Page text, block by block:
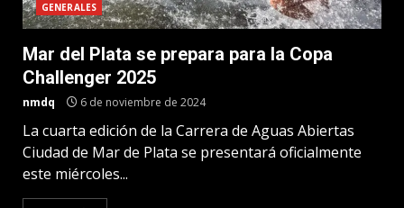
GENERALES
Mar del Plata se prepara para la Copa
Challenger 2025
nmdq 6 de noviembre de 2024
La cuarta edición de la Carrera de Aguas Abiertas
Ciudad de Mar de Plata se presentará oficialmente
este miércoles...